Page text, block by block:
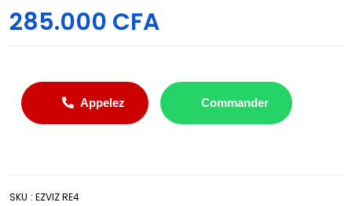
285.000 CFA
Appelez Commander
SKU : EZVIZ RE4